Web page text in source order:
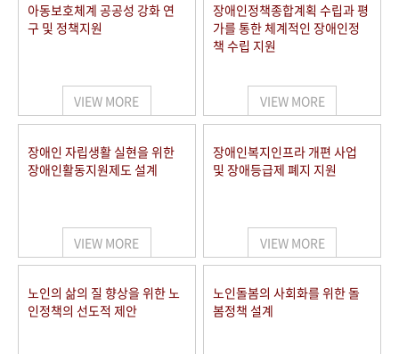
아동보호체계 공공성 강화 연
구 및 정책지원
VIEW MORE
장애인정책종합계획 수립과 평
가를 통한 체계적인 장애인정
책 수립 지원
VIEW MORE
장애인 자립생활 실현을 위한
장애인활동지원제도 설계
VIEW MORE
장애인복지인프라 개편 사업
및 장애등급제 폐지 지원
VIEW MORE
노인의 삶의 질 향상을 위한 노
인정책의 선도적 제안
노인돌봄의 사회화를 위한 돌
봄정책 설계